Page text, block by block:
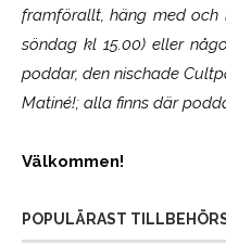
framförallt, häng med och
söndag kl 15.00) eller
poddar, den nischade
Matiné!; alla finns där
Välkommen!
POPULÄRAST